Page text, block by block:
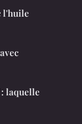
l'huile
laquelle